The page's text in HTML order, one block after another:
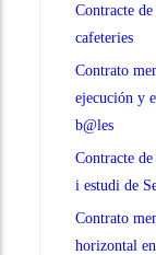
Contracte
cafeteries
Contrato
ejecución y
b@les
Contracte
i estudi de
Contrato
horizontal